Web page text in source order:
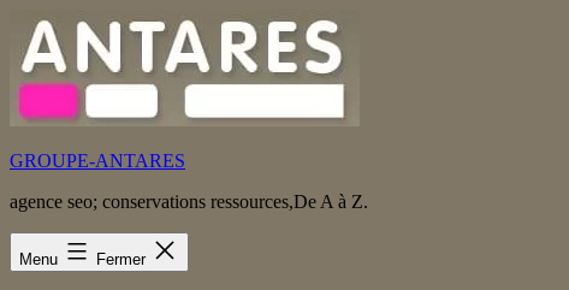
Aller
contenu
GROUPE-ANTARES
agence seo; conservations ressources,De A à Z.
Menu Fermer